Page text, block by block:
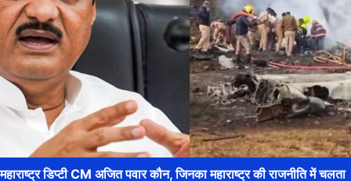
महाराष्ट्र डिप्टी CM अजित पवार कौन, जिनका महाराष्ट्र की राजनीति में चलता